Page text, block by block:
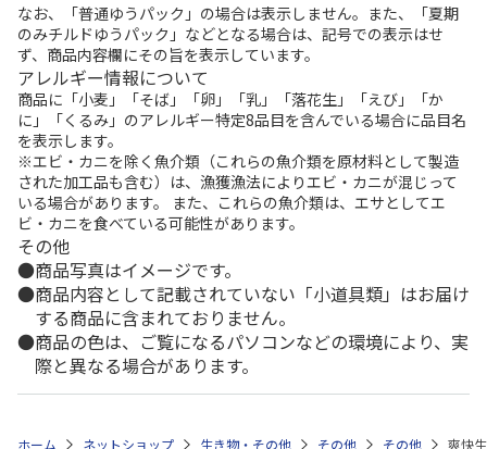
なお、「普通ゆうパック」の場合は表示しません。また、「夏期
のみチルドゆうパック」などとなる場合は、記号での表示はせ
ず、商品内容欄にその旨を表示しています。
アレルギー情報について
商品に「小麦」「そば」「卵」「乳」「落花生」「えび」「か
に」「くるみ」のアレルギー特定8品目を含んでいる場合に品目名
を表示します。
※エビ・カニを除く魚介類（これらの魚介類を原材料として製造
された加工品も含む）は、漁獲漁法によりエビ・カニが混じって
いる場合があります。 また、これらの魚介類は、エサとしてエ
ビ・カニを食べている可能性があります。
その他
商品写真はイメージです。
商品内容として記載されていない「小道具類」はお届け
する商品に含まれておりません。
商品の色は、ご覧になるパソコンなどの環境により、実
際と異なる場合があります。
ホーム ネットショップ 生き物・その他 その他 その他 爽快